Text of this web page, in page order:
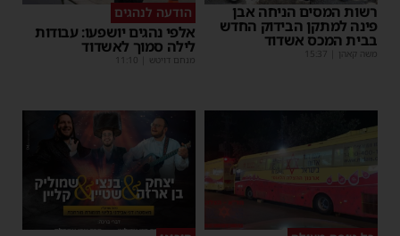
רשות המסים הניחה אבן
פינה למתקן הבידוק החדש
בבית המכס אשדוד
משה קאהן 15:37
הודעה לנהגים
אלפי נהגים יושפעו: עבודות
לילה סמוך לאשדוד
מנחם דויטש 11:10